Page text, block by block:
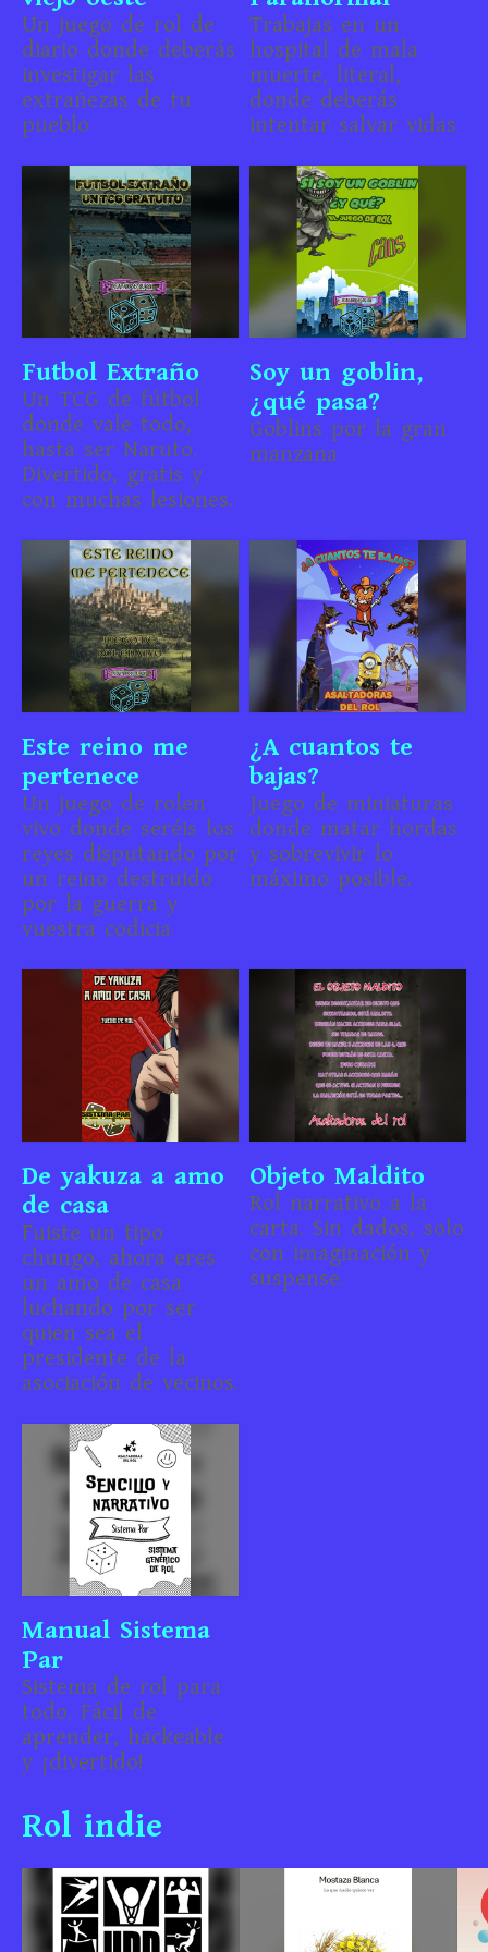
Un juego de rol de
diario donde deberás
investigar las
extrañezas de tu
pueblo
Trabajas en un
hospital de mala
muerte, literal,
donde deberás
intentar salvar vidas
Futbol Extraño
Un TCG de fútbol
donde vale todo,
hasta ser Naruto.
Divertido, gratis y
con muchas lesiones.
Soy un goblin,
¿qué pasa?
Goblins por la gran
manzana
Este reino me
pertenece
Un juego de rolen
vivo donde seréis los
reyes disputando por
un reino destruido
por la guerra y
vuestra codicia
¿A cuantos te
bajas?
Juego de miniaturas
donde matar hordas
y sobrevivir lo
máximo posible.
De yakuza a amo
de casa
Fuiste un tipo
chungo, ahora eres
un amo de casa
luchando por ser
quien sea el
presidente de la
asociación de vecinos.
Objeto Maldito
Rol narrativo a la
carta. Sin dados, solo
con imaginación y
suspense.
Manual Sistema
Par
Sistema de rol para
todo. Fácil de
aprender, hackeable
y ¡divertido!
Rol indie